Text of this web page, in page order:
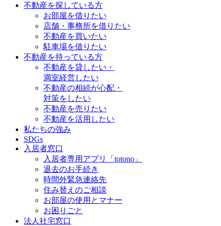
不動産を探している方
お部屋を借りたい
店舗・事務所を借りたい
不動産を買いたい
駐車場を借りたい
不動産を持っている方
不動産を貸したい・
満室経営したい
不動産の相続が心配・
対策をしたい
不動産を売りたい
不動産を活用したい
私たちの強み
SDGs
入居者窓口
入居者専用アプリ「totono」
退去のお手続き
時間外緊急連絡先
住み替えのご相談
お部屋の使用とマナー
お困りごと
法人社宅窓口